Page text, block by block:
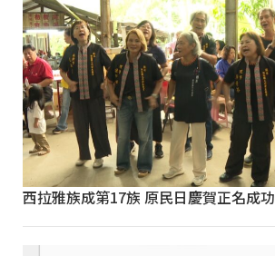
西拉雅族成第17族 原民日慶賀正名成功